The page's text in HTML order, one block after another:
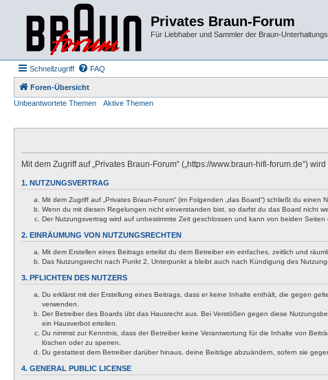
Privates Braun-Forum
Für Liebhaber und Sammler der Braun-
Schnellzugriff FAQ
Foren-Übersicht
Unbeantwortete Themen
Aktive Themen
Mit dem Zugriff auf „Privates Braun-Forum“ („https://www.braun-hifi-forum.de“)
1. NUTZUNGSVERTRAG
Mit dem Zugriff auf „Privates Braun-Forum“ (im Folgenden „das Board“) schließt du
Wenn du mit diesen Regelungen nicht einverstanden bist, so darfst du das Board nicht
Der Nutzungsvertrag wird auf unbestimmte Zeit geschlossen und kann von beiden
2. EINRÄUMUNG VON NUTZUNGSRECHTEN
Mit dem Erstellen eines Beitrags erteilst du dem Betreiber ein einfaches, zeitlich und
Das Nutzungsrecht nach Punkt 2, Unterpunkt a bleibt auch nach Kündigung des
3. PFLICHTEN DES NUTZERS
Du erklärst mit der Erstellung eines Beitrags, dass er keine Inhalte enthält, die gegen
verwenden.
Der Betreiber des Boards übt das Hausrecht aus. Bei Verstößen gegen diese
ein Hausverbot erteilen.
Du nimmst zur Kenntnis, dass der Betreiber keine Verantwortung für die Inhalte von
löschen oder zu sperren.
Du gestattest dem Betreiber darüber hinaus, deine Beiträge abzuändern, sofern sie
4. GENERAL PUBLIC LICENSE